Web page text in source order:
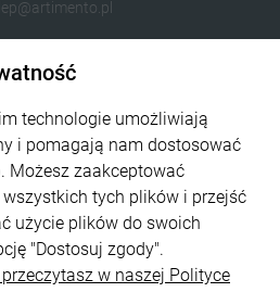
Informacje
Sklep
Na skróty
Klienta
technologie umożliwiają
i pomagają nam dostosować
Możesz zaakceptować
tych plików i przejść
użycie plików do swoich
"Dostosuj zgody".
w naszej Polityce